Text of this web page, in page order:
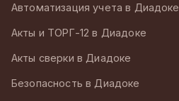
Автоматизация учета в Диадоке
Акты и ТОРГ-12 в Диадоке
Акты сверки в Диадоке
Безопасность в Диадоке